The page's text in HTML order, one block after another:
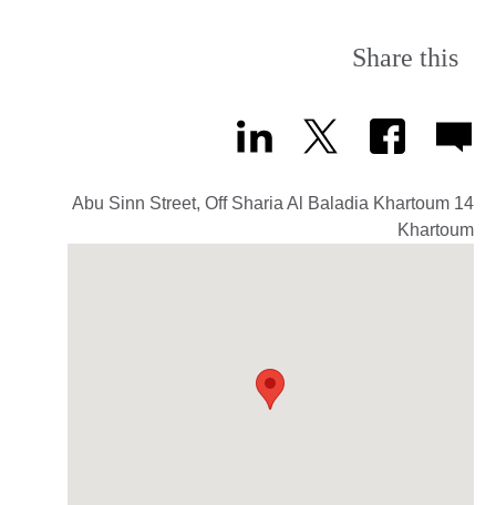
Share this
14 Abu Sinn Street, Off Sharia Al Baladia Khartoum
Khartoum